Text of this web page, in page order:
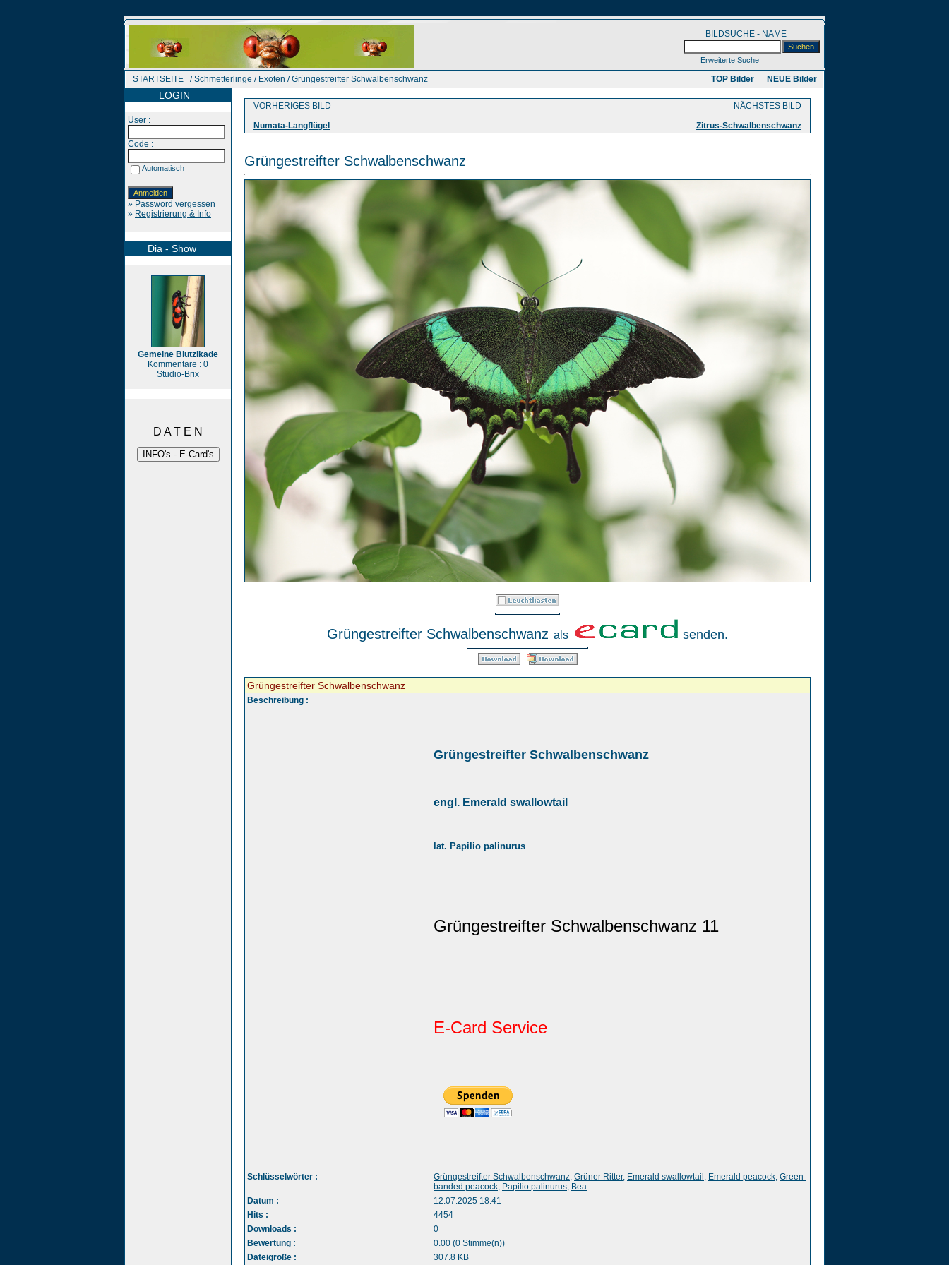
BILDSUCHE - NAME
Erweiterte Suche
STARTSEITE /Schmetterlinge / Exoten / Grüngestreifter Schwalbenschwanz ​ TOP Bilder NEUE Bilder
LOGIN
User :
Code :
Automatisch
» Password vergessen
» Registrierung & Info
Dia - Show
Gemeine Blutzikade
Kommentare : 0
Studio-Brix
D A T E N
VORHERIGES BILD
Numata-Langflügel
NÄCHSTES BILD
Zitrus-Schwalbenschwanz
Grüngestreifter Schwalbenschwanz
Grüngestreifter Schwalbenschwanz als senden.
Grüngestreifter Schwalbenschwanz
Beschreibung :
Grüngestreifter Schwalbenschwanz
engl. Emerald swallowtail
lat. Papilio palinurus
Grüngestreifter Schwalbenschwanz 11
E-Card Service
Schlüsselwörter : Grüngestreifter Schwalbenschwanz, Grüner Ritter, Emerald swallowtail , Emerald peacock, Green-
banded peacock, Papilio palinurus, Bea
Datum :
12.07.2025 18:41
Hits :
4454
Downloads :
0
Bewertung :
0.00 (0 Stimme(n))
Dateigröße :
307.8 KB